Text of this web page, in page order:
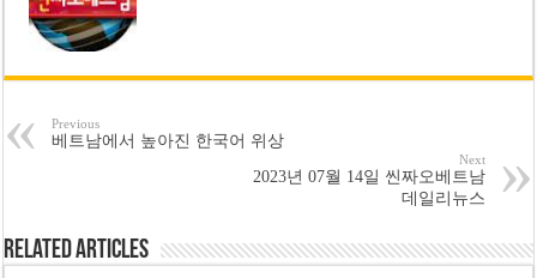
Previous
베트남에서 높아진 한국어 위상
Next
2023년 07월 14일 씬짜오베트남
데일리뉴스
Related Articles